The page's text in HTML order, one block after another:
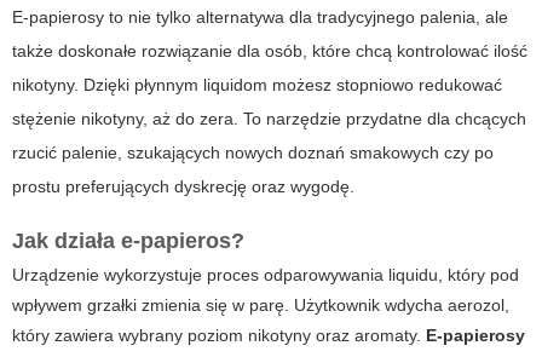
E-papierosy to nie tylko alternatywa dla tradycyjnego palenia, ale
także doskonałe rozwiązanie dla osób, które chcą kontrolować ilość
nikotyny. Dzięki płynnym liquidom możesz stopniowo redukować
stężenie nikotyny, aż do zera. To narzędzie przydatne dla chcących
rzucić palenie, szukających nowych doznań smakowych czy po
prostu preferujących dyskrecję oraz wygodę.
Jak działa e-papieros?
Urządzenie wykorzystuje proces odparowywania liquidu, który pod
wpływem grzałki zmienia się w parę. Użytkownik wdycha aerozol,
który zawiera wybrany poziom nikotyny oraz aromaty. E-papierosy